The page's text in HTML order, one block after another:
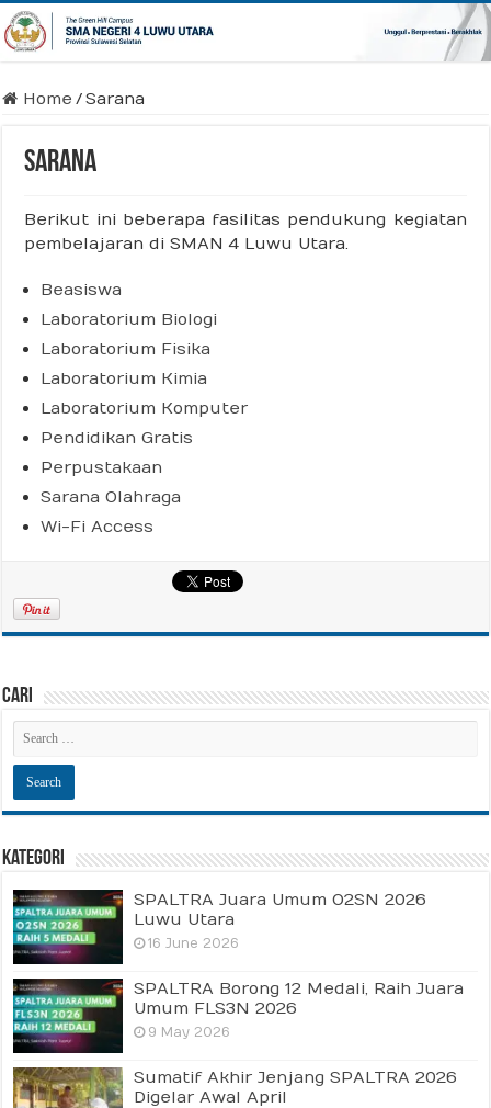
Home /Sarana
Sarana
Berikut ini beberapa fasilitas pendukung kegiatan
pembelajaran di SMAN 4 Luwu Utara.
Beasiswa
Laboratorium Biologi
Laboratorium Fisika
Laboratorium Kimia
Laboratorium Komputer
Pendidikan Gratis
Perpustakaan
Sarana Olahraga
Wi-Fi Access
Cari
Kategori
SPALTRA Juara Umum O2SN 2026
Luwu Utara
16 June 2026
SPALTRA Borong 12 Medali, Raih Juara
Umum FLS3N 2026
9 May 2026
Sumatif Akhir Jenjang SPALTRA 2026
Digelar Awal April